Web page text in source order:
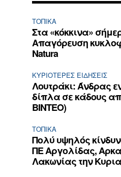
ΤΟΠΙΚΑ
Στα «κόκκινα»
Απαγόρευση
Natura
ΚΥΡΙΌΤΕΡΕΣ ΕΙΔΉΣΕΙΣ
Λουτράκι: Άνδρας
δίπλα σε κάδους
ΒΙΝΤΕΟ)
ΤΟΠΙΚΑ
Πολύ υψηλός
ΠΕ Αργολίδας,
Λακωνίας την